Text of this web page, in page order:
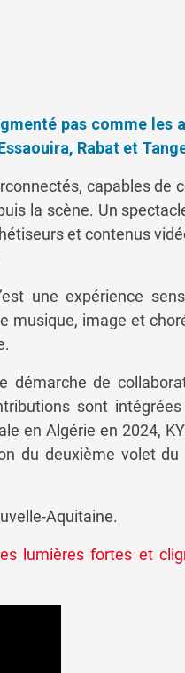
pas comme les
Rabat et
capables de
la scène. Un
et contenus
une expérience
image et
démarche de
sont
en Algérie en 2024,
du deuxième volet du
Aquitaine.
lumières fortes et